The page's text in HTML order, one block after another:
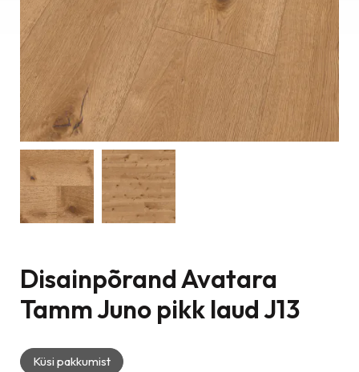
Disainpõrand Avatara
Tamm Juno pikk laud J13
Küsi pakkumist